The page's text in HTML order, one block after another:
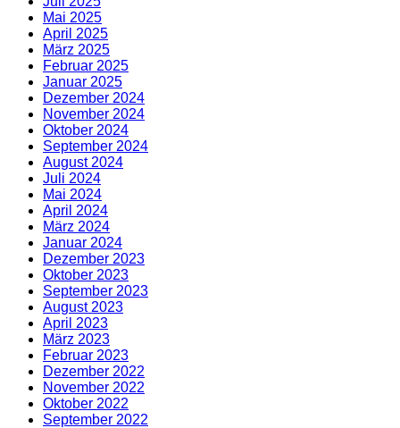
Mai 2025
April 2025
März 2025
Februar 2025
Januar 2025
Dezember 2024
November 2024
Oktober 2024
September 2024
August 2024
Juli 2024
Mai 2024
April 2024
März 2024
Januar 2024
Dezember 2023
Oktober 2023
September 2023
August 2023
April 2023
März 2023
Februar 2023
Dezember 2022
November 2022
Oktober 2022
September 2022